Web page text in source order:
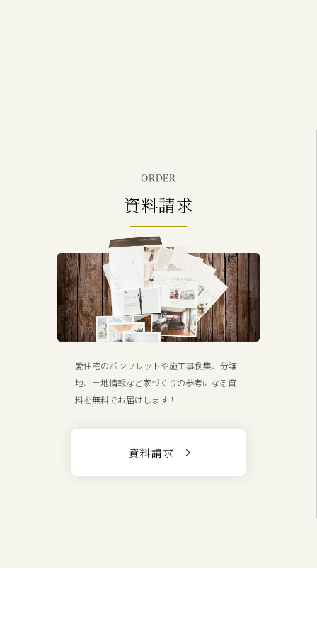
ORDER
資料請求
愛住宅のパンフレットや施工事例集、分譲
地、土地情報など家づくりの参考になる資
料を無料でお届けします！
資料請求